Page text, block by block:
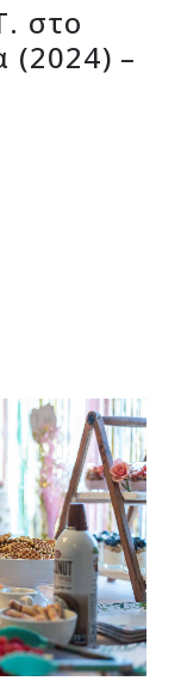
στο
(2024) –